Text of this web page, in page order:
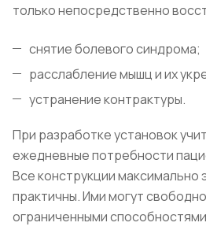
только непосредственно
снятие болевого синдрома;
расслабление мышц и их
устранение контрактуры.
При разработке установок
ежедневные потребности
Все конструкции максимально
практичны. Ими могут
ограниченными